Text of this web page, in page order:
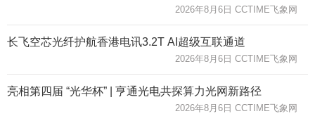
2026年8月6日 CCTIME飞象网
长飞空芯光纤护航香港电讯3.2T AI超级互联通道
2026年8月6日 CCTIME飞象网
亮相第四届 “光华杯” | 亨通光电共探算力光网新路径
2026年8月6日 CCTIME飞象网